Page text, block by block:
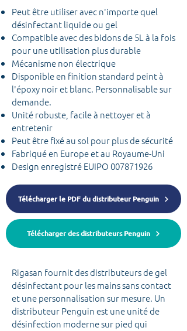
Peut être utiliser avec n'importe quel
désinfectant liquide ou gel
Compatible avec des bidons de 5L à la fois
pour une utilisation plus durable
Mécanisme non électrique
Disponible en finition standard peint à
l'époxy noir et blanc. Personnalisable sur
demande.
Unité robuste, facile à nettoyer et à
entretenir
Peut être fixé au sol pour plus de sécurité
Fabriqué en Europe et au Royaume-Uni
Design enregistré EUIPO007871926
Télécharger le PDF du distributeur Penguin
Télécharger des distributeurs Penguin
Rigasan fournit des distributeurs de gel
désinfectant pour les mains sans contact
et une personnalisation sur mesure. Un
distributeur Penguin est une unité de
désinfection moderne sur pied qui